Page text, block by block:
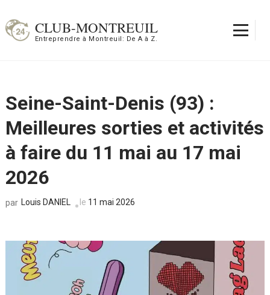
au
contenu
CLUB-MONTREUIL
Entreprendre à Montreuil: De A à Z.
Seine-Saint-Denis (93) :
Meilleures sorties et activités
à faire du 11 mai au 17 mai
2026
par Louis DANIEL le 11 mai 2026